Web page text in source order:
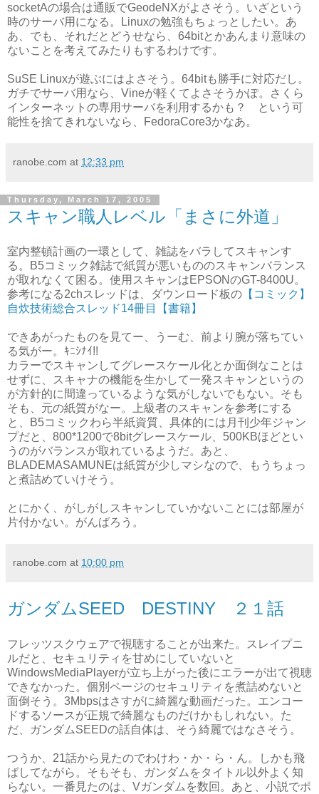
socketAの場合は通販でGeodeNXがよさそう。いざという
時のサーバ用になる。Linuxの勉強もちょっとしたい。あ
あ、でも、それだとどうせなら、64bitとかあんまり意味の
ないことを考えてみたりもするわけです。
SuSE Linuxが遊ぶにはよさそう。64bitも勝手に対応だし。
ガチでサーバ用なら、Vineが軽くてよさそうかぽ。さくら
インターネットの専用サーバを利用するかも？ という可
能性を捨てきれないなら、FedoraCore3かなあ。
ranobe.com at 12:33 pm
Thursday, March 17, 2005
スキャン職人レベル「まさに外道」
室内整頓計画の一環として、雑誌をバラしてスキャンす
る。B5コミック雑誌で紙質が悪いもののスキャンバランス
が取れなくて困る。使用スキャンはEPSONのGT-8400U。
参考になる2chスレッドは、ダウンロード板の 【コミック】
自炊技術総合スレッド14冊目【書籍】
できあがったものを見てー、うーむ、前より腕が落ちてい
る気がー。ｷﾆｼﾅｲ!!
カラーでスキャンしてグレースケール化とか面倒なことは
せずに、スキャナの機能を生かして一発スキャンというの
が方針的に間違っているような気がしないでもない。そも
そも、元の紙質がなー。上級者のスキャンを参考にする
と、B5コミックわら半紙資質、具体的には月刊少年ジャン
プだと、800*1200で8bitグレースケール、500KBほどとい
うのがバランスが取れているようだ。あと、
BLADEMASAMUNEは紙質が少しマシなので、もうちょっ
と煮詰めていけそう。
とにかく、がしがしスキャンしていかないことには部屋が
片付かない。がんばろう。
ranobe.com at 10:00 pm
ガンダムSEED DESTINY ２１話
フレッツスクウェアで視聴することが出来た。スレイプニ
ルだと、セキュリティを甘めにしていないと
WindowsMediaPlayerが立ち上がった後にエラーが出て視聴
できなかった。個別ページのセキュリティを煮詰めないと
面倒そう。3Mbpsはさすがに綺麗な動画だった。エンコー
ドするソースが正規で綺麗なものだけかもしれない。た
だ、ガンダムSEEDの話自体は、そう綺麗ではなさそう。
つうか、21話から見たのでわけわ・か・ら・ん。しかも飛
ばしてながら。そもそも、ガンダムをタイトル以外よく知
らない。一番見たのは、Vガンダムを数回。あと、小説でポ